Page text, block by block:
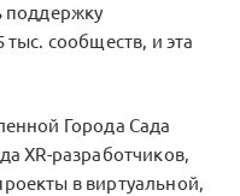
поддержку
сообществ, и эта
Города Сада
XR-разработчиков,
в виртуальной,